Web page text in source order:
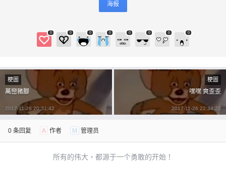
海报
0 0 0 0 0 0 0 0
梗圖
萬巒豬腳
2017-11-26 20:31:42
梗圖
嘿嘿 爽歪歪
2017-11-26 22:34:22
0 条回复 A 作者 M 管理员
所有的伟大，都源于一个勇敢的开始！